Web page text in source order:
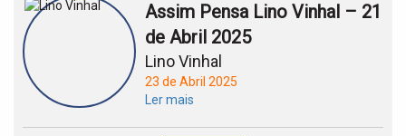
Assim Pensa Lino Vinhal – 21
de Abril 2025
Lino Vinhal
23 de Abril 2025
Ler mais